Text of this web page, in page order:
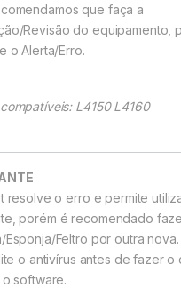
que faça a
Revisão do equipamento,
o Alerta/Erro.
L4150 L4160
resolve o erro e permite
porém é recomendado
Esponja/Feltro por outra nova.
o antivírus antes de fazer o
software.